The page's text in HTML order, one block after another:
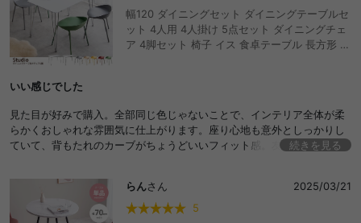
幅120 ダイニングセット ダイニングテーブルセ
ット 4人用 4人掛け 5点セット ダイニングチェ
ア 4脚セット 椅子 イス 食卓テーブル 長方形 角
広々 食事 学習 パソコン 高級感
いい感じでした
見た目が好みで購入。全部同じ色じゃないことで、インテリア全体が柔
らかくおしゃれな雰囲気に仕上がります。座り心地も意外としっかりし
ていて、背もたれのカーブがちょうどいいフィット感。友人を呼んでの
い高さ＆サイズ感です。
続きを見る
らんさん
2025/03/21
5